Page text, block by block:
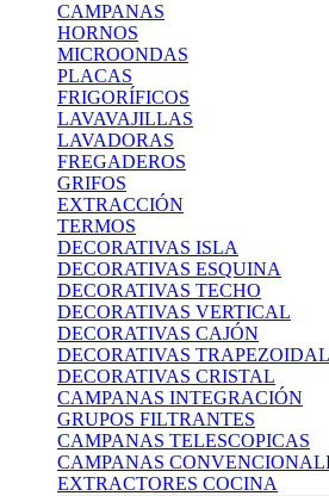
CAMPANAS
HORNOS
MICROONDAS
PLACAS
FRIGORÍFICOS
LAVAVAJILLAS
LAVADORAS
FREGADEROS
GRIFOS
EXTRACCIÓN
TERMOS
DECORATIVAS ISLA
DECORATIVAS ESQUINA
DECORATIVAS TECHO
DECORATIVAS VERTICAL
DECORATIVAS CAJÓN
DECORATIVAS
DECORATIVAS CRISTAL
CAMPANAS INTEGRACIÓN
GRUPOS FILTRANTES
CAMPANAS TELESCOPICAS
CAMPANAS
EXTRACTORES COCINA